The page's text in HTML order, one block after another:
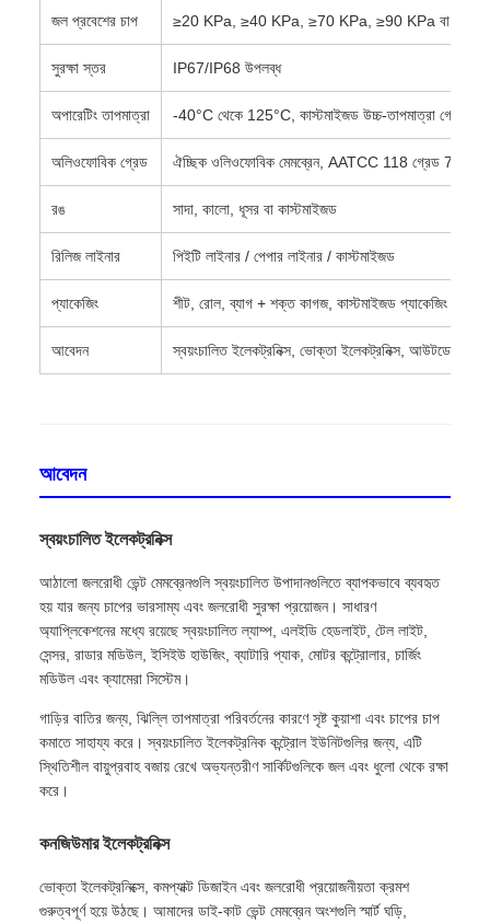
জল প্রবেশের চাপ ≥20 KPa, ≥40 KPa, ≥70 KPa, ≥90 KPa বা
সুরক্ষা স্তর IP67/IP68 উপলব্ধ
অপারেটিং তাপমাত্রা -40°C থেকে 125°C, কাস্টমাইজড উচ্চ-তাপমাত্রা গ্রেড
অলিওফোবিক গ্রেড ঐচ্ছিক ওলিওফোবিক মেমব্রেন, AATCC 118 গ্রেড 7 বা
রঙ সাদা, কালো, ধূসর বা কাস্টমাইজড
রিলিজ লাইনার পিইটি লাইনার / পেপার লাইনার / কাস্টমাইজড
প্যাকেজিং শীট, রোল, ব্যাগ + শক্ত কাগজ, কাস্টমাইজড প্যাকেজিং
আবেদন স্বয়ংচালিত ইলেকট্রনিক্স, ভোক্তা ইলেকট্রনিক্স, আউটডোর
আবেদন
স্বয়ংচালিত ইলেকট্রনিক্স
আঠালো জলরোধী ভেন্ট মেমব্রেনগুলি স্বয়ংচালিত উপাদানগুলিতে ব্যাপকভাবে ব্যবহৃত
হয় যার জন্য চাপের ভারসাম্য এবং জলরোধী সুরক্ষা প্রয়োজন। সাধারণ
অ্যাপ্লিকেশনের মধ্যে রয়েছে স্বয়ংচালিত ল্যাম্প, এলইডি হেডলাইট, টেল লাইট,
সেন্সর, রাডার মডিউল, ইসিইউ হাউজিং, ব্যাটারি প্যাক, মোটর কন্ট্রোলার, চার্জিং
মডিউল এবং ক্যামেরা সিস্টেম।
গাড়ির বাতির জন্য, ঝিল্লি তাপমাত্রা পরিবর্তনের কারণে সৃষ্ট কুয়াশা এবং চাপের চাপ
কমাতে সাহায্য করে। স্বয়ংচালিত ইলেকট্রনিক কন্ট্রোল ইউনিটগুলির জন্য, এটি
স্থিতিশীল বায়ুপ্রবাহ বজায় রেখে অভ্যন্তরীণ সার্কিটগুলিকে জল এবং ধুলো থেকে রক্ষা
করে।
কনজিউমার ইলেকট্রনিক্স
ভোক্তা ইলেকট্রনিক্সে, কমপ্যাক্ট ডিজাইন এবং জলরোধী প্রয়োজনীয়তা ক্রমশ
গুরুত্বপূর্ণ হয়ে উঠছে। আমাদের ডাই-কাট ভেন্ট মেমব্রেন অংশগুলি স্মার্ট ঘড়ি,